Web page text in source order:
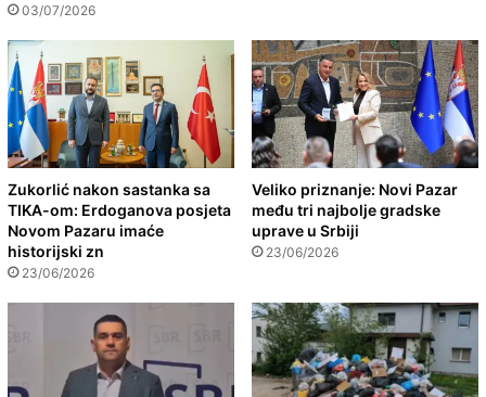
03/07/2026
Zukorlić nakon sastanka sa
TIKA-om: Erdoganova posjeta
Novom Pazaru imaće
historijski zn
23/06/2026
Veliko priznanje: Novi Pazar
među tri najbolje gradske
uprave u Srbiji
23/06/2026